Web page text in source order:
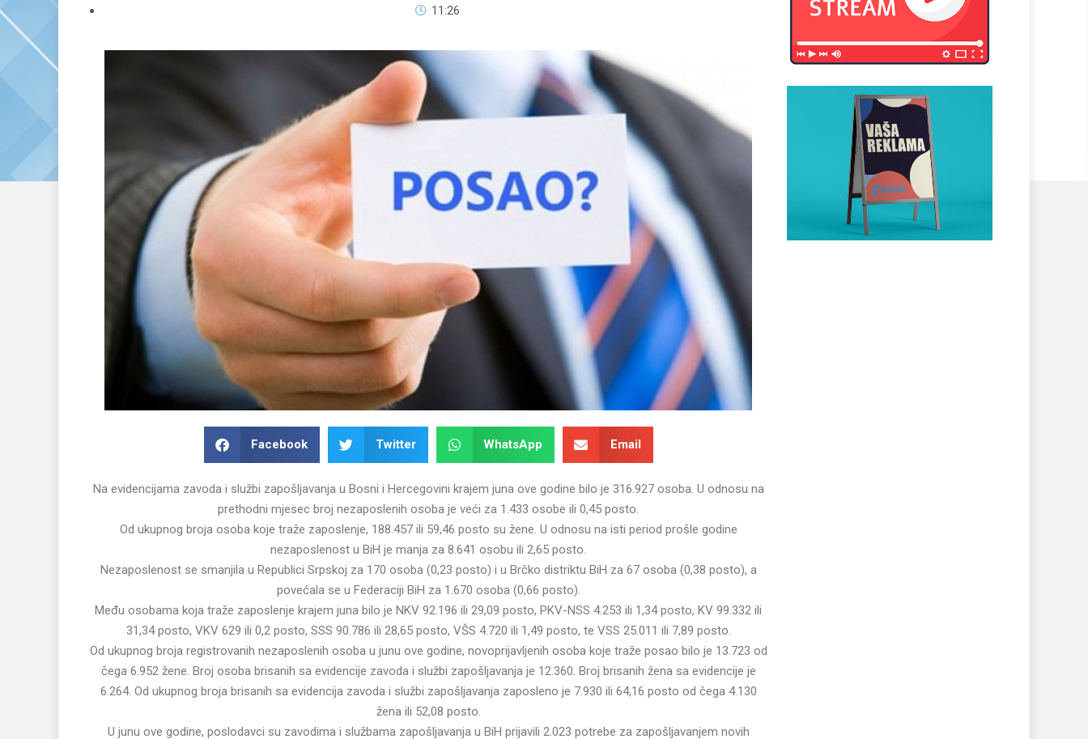
11:26
Facebook Twitter WhatsApp Email
Na evidencijama zavoda i službi zapošljavanja u Bosni i Hercegovini krajem juna ove godine bilo je 316.927 osoba. U odnosu na
prethodni mjesec broj nezaposlenih osoba je veći za 1.433 osobe ili 0,45 posto.
Od ukupnog broja osoba koje traže zaposlenje, 188.457 ili 59,46 posto su žene. U odnosu na isti period prošle godine
nezaposlenost u BiH je manja za 8.641 osobu ili 2,65 posto.
Nezaposlenost se smanjila u Republici Srpskoj za 170 osoba (0,23 posto) i u Brčko distriktu BiH za 67 osoba (0,38 posto), a
povećala se u Federaciji BiH za 1.670 osoba (0,66 posto).
Među osobama koja traže zaposlenje krajem juna bilo je NKV 92.196 ili 29,09 posto, PKV-NSS 4.253 ili 1,34 posto, KV 99.332 ili
31,34 posto, VKV 629 ili 0,2 posto, SSS 90.786 ili 28,65 posto, VŠS 4.720 ili 1,49 posto, te VSS 25.011 ili 7,89 posto.
Od ukupnog broja registrovanih nezaposlenih osoba u junu ove godine, novoprijavljenih osoba koje traže posao bilo je 13.723 od
čega 6.952 žene. Broj osoba brisanih sa evidencije zavoda i službi zapošljavanja je 12.360. Broj brisanih žena sa evidencije je
6.264. Od ukupnog broja brisanih sa evidencija zavoda i službi zapošljavanja zaposleno je 7.930 ili 64,16 posto od čega 4.130
žena ili 52,08 posto.
U junu ove godine, poslodavci su zavodima i službama zapošljavanja u BiH prijavili 2.023 potrebe za zapošljavanjem novih